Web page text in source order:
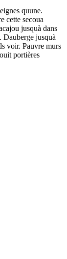
quune.
cette secoua
jusquà dans
Dauberge jusquà
voir. Pauvre murs
portières